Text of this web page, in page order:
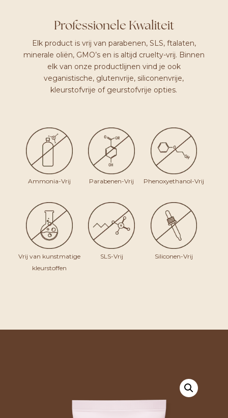
Professionele Kwaliteit
Elk product is vrij van parabenen, SLS, ftalaten,
minerale oliën, GMO’s en is altijd cruelty-vrij. Binnen
elk van onze productlijnen vind je ook
veganistische, glutenvrije, siliconenvrije,
kleurstofvrije of geurstofvrije opties.
Ammonia-Vrij Parabenen-Vrij Phenoxyethanol-Vrij
Vrij van kunstmatige
kleurstoffen
SLS-Vrij Siliconen-Vrij